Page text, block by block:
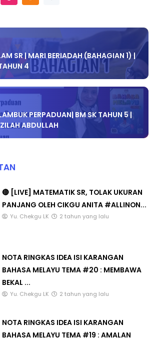
SR | MARI BERIADAH (BAHAGIAN 1) |
4
PERPADUAN| BM SK TAHUN 5 |
ABDULLAH
🔴 [LIVE] MATEMATIK SR, TOLAK UKURAN
PANJANG OLEH CIKGU ANITA #ALLINON...
Yu. Chekgu LK 2 tahun yang lalu
NOTA RINGKAS IDEA ISI KARANGAN
BAHASA MELAYU TEMA #20 : MEMBAWA
BEKAL ...
Yu. Chekgu LK 2 tahun yang lalu
NOTA RINGKAS IDEA ISI KARANGAN
BAHASA MELAYU TEMA #19 : AMALAN